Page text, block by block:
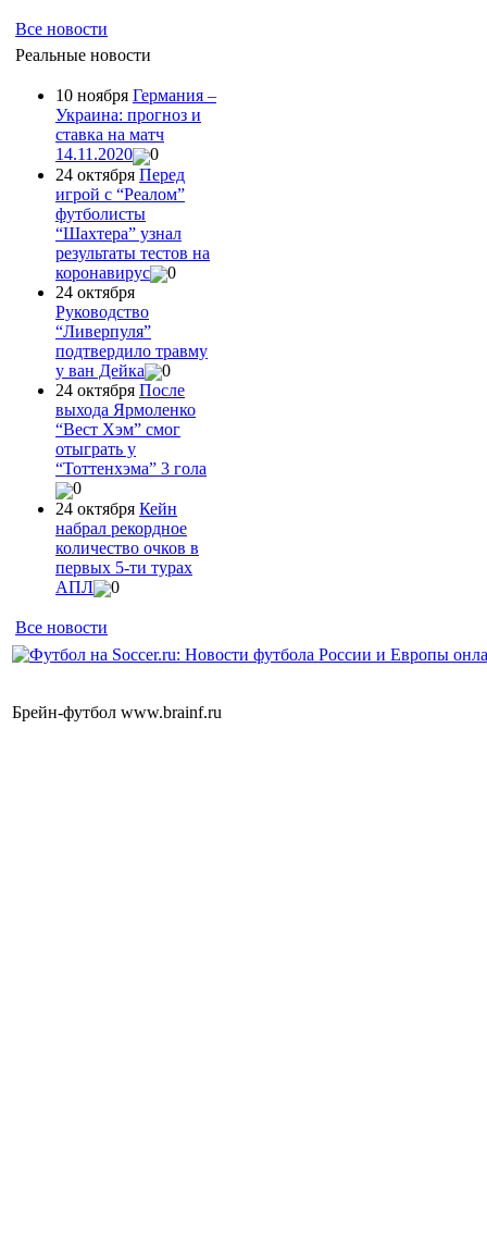
Все новости
Реальные новости
10 ноября Германия –
Украина: прогноз и
ставка на матч
14.11.2020
0
24 октября Перед
игрой с “Реалом”
футболисты
“Шахтера” узнал
результаты тестов на
коронавирус
0
24 октября
Руководство
“Ливерпуля”
подтвердило травму
у ван Дейка
0
24 октября После
выхода Ярмоленко
“Вест Хэм” смог
отыграть у
“Тоттенхэма” 3 гола
0
24 октября Кейн
набрал рекордное
количество очков в
первых 5-ти турах
АПЛ
0
Все новости
Брейн-футбол www.brainf.ru